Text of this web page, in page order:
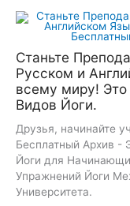
Перейти
Станьте
Русском и
всему миру!
Видов Йоги.
Друзья, начинайте
Бесплатный Архив -
Йоги для
Упражнений Йоги
Университета.